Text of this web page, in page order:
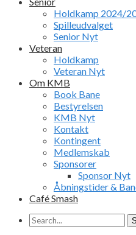
Holdkamp 2024/
Spilleudvalget
Senior Nyt
Veteran
Holdkamp
Veteran Nyt
Om KMB
Book Bane
Bestyrelsen
KMB Nyt
Kontakt
Kontingent
Medlemskab
Sponsorer
Sponsor Nyt
Åbningstider &
Café Smash